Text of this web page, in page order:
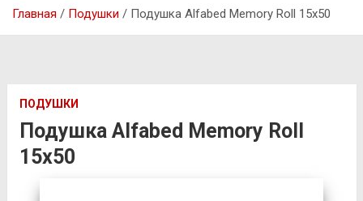
Главная Подушки Подушка Alfabed Memory Roll 15х50
ПОДУШКИ
Подушка Alfabed Memory Roll
15х50